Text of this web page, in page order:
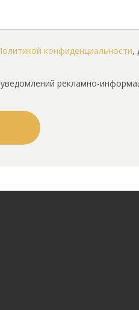
конфиденциальности,
рекламно-